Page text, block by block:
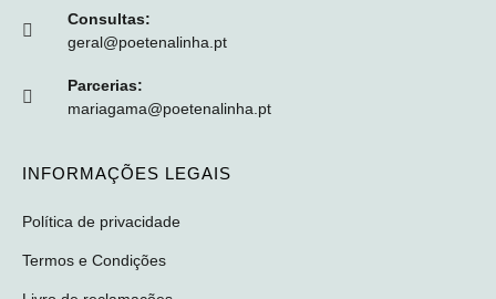
Consultas:
geral@poetenalinha.pt
Parcerias:
mariagama@poetenalinha.pt
INFORMAÇÕES LEGAIS
Política de privacidade
Termos e Condições